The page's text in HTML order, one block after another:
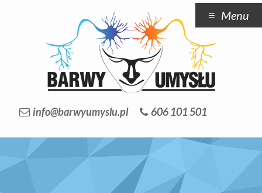
info@barwyumyslu.pl 606 101 501
Menu